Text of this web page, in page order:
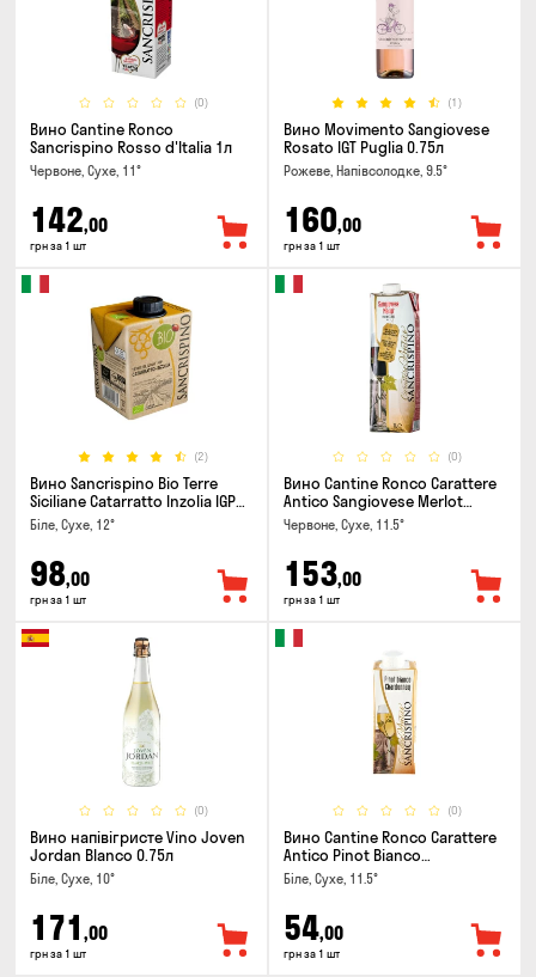
(0)
Вино Cantine Ronco
Sancrispino Rosso d'Italia 1л
Червоне, Сухе, 11°
142,00
грн за 1 шт
(1)
Вино Movimento Sangiovese
Rosato IGT Puglia 0.75л
Рожеве, Напівсолодке, 9.5°
160,00
грн за 1 шт
(2)
Вино Sancrispino Bio Terre
Siciliane Catarratto Inzolia IGP
0.5л
Біле, Сухе, 12°
98,00
грн за 1 шт
(0)
Вино Cantine Ronco Carattere
Antico Sangiovese Merlot
Rubicone IGT 1л
Червоне, Сухе, 11.5°
153,00
грн за 1 шт
(0)
Вино напівігристе Vino Joven
Jordan Blanco 0.75л
Біле, Сухе, 10°
171 ,00
грн за 1 шт
(0)
Вино Cantine Ronco Carattere
Antico Pinot Bianco
Chardonnay Rubicone IGT 0.25л
Біле, Сухе, 11.5°
54,00
грн за 1 шт